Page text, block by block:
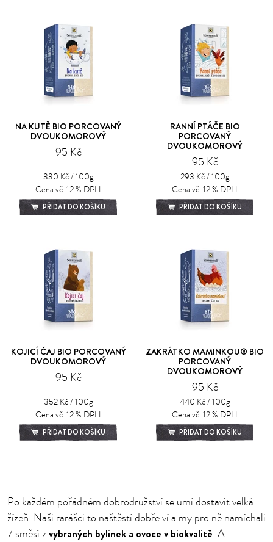
NA KUTĚ BIO PORCOVANÝ
DVOUKOMOROVÝ
95 Kč
330 Kč / 100g
Cena vč. 12 % DPH
PŘIDAT DO KOŠÍKU
RANNÍ PTÁČE BIO
PORCOVANÝ
DVOUKOMOROVÝ
95 Kč
293 Kč / 100g
Cena vč. 12 % DPH
PŘIDAT DO KOŠÍKU
KOJICÍ ČAJ BIO PORCOVANÝ
DVOUKOMOROVÝ
95 Kč
352 Kč / 100g
Cena vč. 12 % DPH
PŘIDAT DO KOŠÍKU
ZAKRÁTKO MAMINKOU® BIO
PORCOVANÝ
DVOUKOMOROVÝ
95 Kč
440 Kč / 100g
Cena vč. 12 % DPH
PŘIDAT DO KOŠÍKU
Po každém pořádném dobrodružství se umí dostavit velká
žízeň. Naši rarášci to naštěstí dobře ví a my pro ně namíchali
7 směsí z vybraných bylinek a ovoce v biokvalitě. A